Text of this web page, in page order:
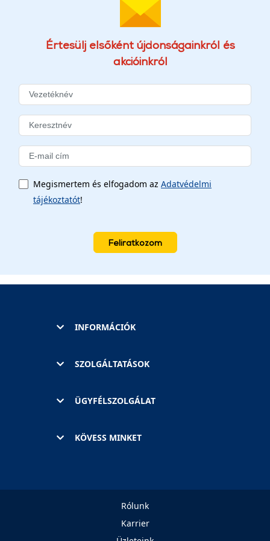
Értesülj elsőként újdonságainkról és
akcióinkról
Megismertem és elfogadom az Adatvédelmi
tájékoztatót!
Feliratkozom
INFORMÁCIÓK
SZOLGÁLTATÁSOK
ÜGYFÉLSZOLGÁLAT
KÖVESS MINKET
Rólunk
Karrier